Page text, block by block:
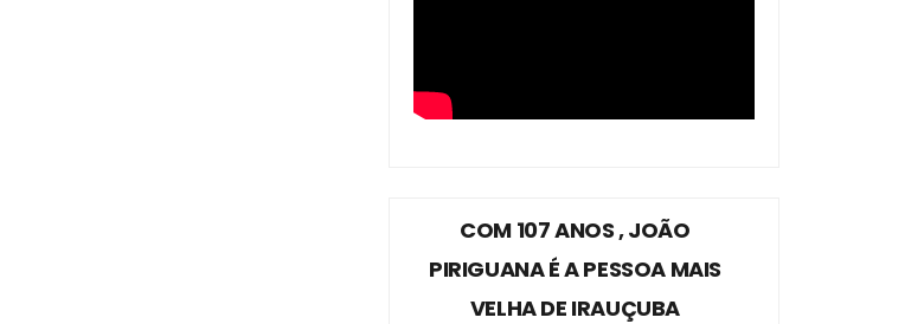
COM 107 ANOS , JOÃO
PIRIGUANA É A PESSOA MAIS
VELHA DE IRAUÇUBA